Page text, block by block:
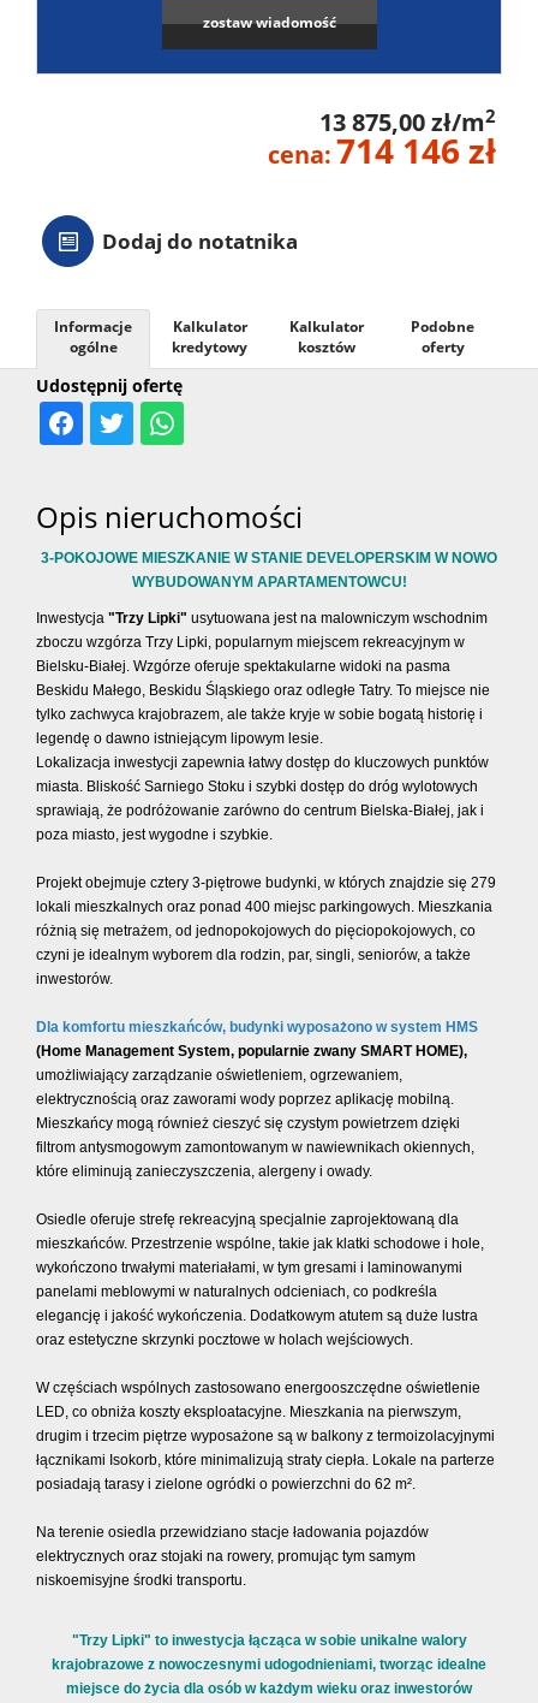
zostaw wiadomość
13 875,00 zł/m2
cena:714 146 zł
Dodaj do notatnika
Udostępnij ofertę
Informacje
ogólne
Kalkulator
kredytowy
Kalkulator
kosztów
Podobne
oferty
Opis nieruchomości
3-POKOJOWE MIESZKANIE W STANIE DEVELOPERSKIM W NOWO
WYBUDOWANYM APARTAMENTOWCU!
Inwestycja "Trzy Lipki" usytuowana jest na malowniczym wschodnim
zboczu wzgórza Trzy Lipki, popularnym miejscem rekreacyjnym w
Bielsku-Białej. Wzgórze oferuje spektakularne widoki na pasma
Beskidu Małego, Beskidu Śląskiego oraz odległe Tatry. To miejsce nie
tylko zachwyca krajobrazem, ale także kryje w sobie bogatą historię i
legendę o dawno istniejącym lipowym lesie.
Lokalizacja inwestycji zapewnia łatwy dostęp do kluczowych punktów
miasta. Bliskość Sarniego Stoku i szybki dostęp do dróg wylotowych
sprawiają, że podróżowanie zarówno do centrum Bielska-Białej, jak i
poza miasto, jest wygodne i szybkie.
Projekt obejmuje cztery 3-piętrowe budynki, w których znajdzie się 279
lokali mieszkalnych oraz ponad 400 miejsc parkingowych. Mieszkania
różnią się metrażem, od jednopokojowych do pięciopokojowych, co
czyni je idealnym wyborem dla rodzin, par, singli, seniorów, a także
inwestorów.
Dla komfortu mieszkańców, budynki wyposażono w system HMS
(Home Management System, popularnie zwany SMART HOME),
umożliwiający zarządzanie oświetleniem, ogrzewaniem,
elektrycznością oraz zaworami wody poprzez aplikację mobilną.
Mieszkańcy mogą również cieszyć się czystym powietrzem dzięki
filtrom antysmogowym zamontowanym w nawiewnikach okiennych,
które eliminują zanieczyszczenia, alergeny i owady.
Osiedle oferuje strefę rekreacyjną specjalnie zaprojektowaną dla
mieszkańców. Przestrzenie wspólne, takie jak klatki schodowe i hole,
wykończono trwałymi materiałami, w tym gresami i laminowanymi
panelami meblowymi w naturalnych odcieniach, co podkreśla
elegancję i jakość wykończenia. Dodatkowym atutem są duże lustra
oraz estetyczne skrzynki pocztowe w holach wejściowych.
W częściach wspólnych zastosowano energooszczędne oświetlenie
LED, co obniża koszty eksploatacyjne. Mieszkania na pierwszym,
drugim i trzecim piętrze wyposażone są w balkony z termoizolacyjnymi
łącznikami Isokorb, które minimalizują straty ciepła. Lokale na parterze
posiadają tarasy i zielone ogródki o powierzchni do 62 m².
Na terenie osiedla przewidziano stacje ładowania pojazdów
elektrycznych oraz stojaki na rowery, promując tym samym
niskoemisyjne środki transportu.
"Trzy Lipki" to inwestycja łącząca w sobie unikalne walory
krajobrazowe z nowoczesnymi udogodnieniami, tworząc idealne
miejsce do życia dla osób w każdym wieku oraz inwestorów